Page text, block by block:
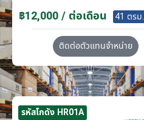
฿12,000 / ต่อเดือน 41 ตรม.
ติดต่อตัวแทนจำหน่าย
รหัสโกดัง HR01A